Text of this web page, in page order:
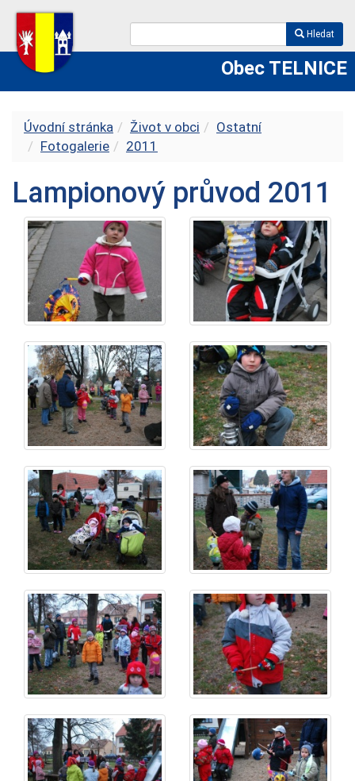
Hledat
Obec TELNICE
Úvodní stránka Život v obci
Ostatní
Fotogalerie
2011
Lampionový průvod 2011